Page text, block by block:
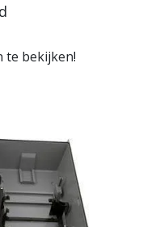
te bekijken!